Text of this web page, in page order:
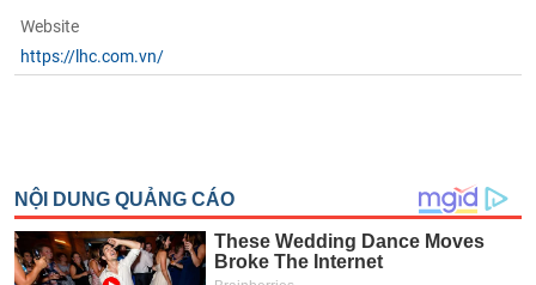
Website
https://lhc.com.vn/